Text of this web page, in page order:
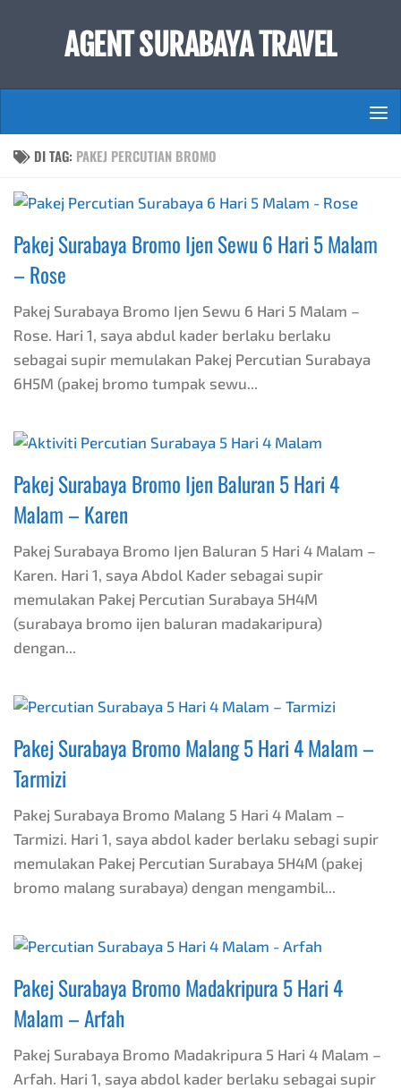
Skip to content
AGENT SURABAYA TRAVEL
DI TAG: PAKEJ PERCUTIAN BROMO
Pakej Surabaya Bromo Ijen Sewu 6 Hari 5 Malam
– Rose
Pakej Surabaya Bromo Ijen Sewu 6 Hari 5 Malam –
Rose. Hari 1, saya abdul kader berlaku berlaku
sebagai supir memulakan Pakej Percutian Surabaya
6H5M (pakej bromo tumpak sewu...
Pakej Surabaya Bromo Ijen Baluran 5 Hari 4
Malam – Karen
Pakej Surabaya Bromo Ijen Baluran 5 Hari 4 Malam –
Karen. Hari 1, saya Abdol Kader sebagai supir
memulakan Pakej Percutian Surabaya 5H4M
(surabaya bromo ijen baluran madakaripura)
dengan...
Pakej Surabaya Bromo Malang 5 Hari 4 Malam –
Tarmizi
Pakej Surabaya Bromo Malang 5 Hari 4 Malam –
Tarmizi. Hari 1, saya abdol kader berlaku sebagi supir
memulakan Pakej Percutian Surabaya 5H4M (pakej
bromo malang surabaya) dengan mengambil...
Pakej Surabaya Bromo Madakripura 5 Hari 4
Malam – Arfah
Pakej Surabaya Bromo Madakripura 5 Hari 4 Malam –
Arfah. Hari 1, saya abdol kader berlaku sebagai supir